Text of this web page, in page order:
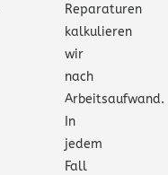
Reparaturen
kalkulieren
wir
nach
Arbeitsaufwand.
In
jedem
Fall